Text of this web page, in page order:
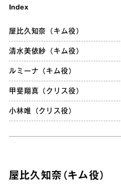
Index
屋比久知奈（キム役）
清水美依紗（キム役）
ルミーナ（キム役）
甲斐翔真（クリス役）
小林唯（クリス役）
屋比久知奈（キム役）